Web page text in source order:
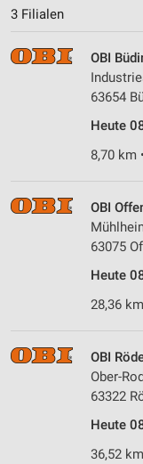
3 Filialen
OBI
63654
Heute
8,70 km
OBI
63075
Heute
28,36
OBI
Ober-
63322
Heute
36,52
Quellen
Entwicklung und
Verwendung
IAB-Besonderheiten:
Verwendung
Geräte anhand von
Informationen
Nicht-IAB-
Performance